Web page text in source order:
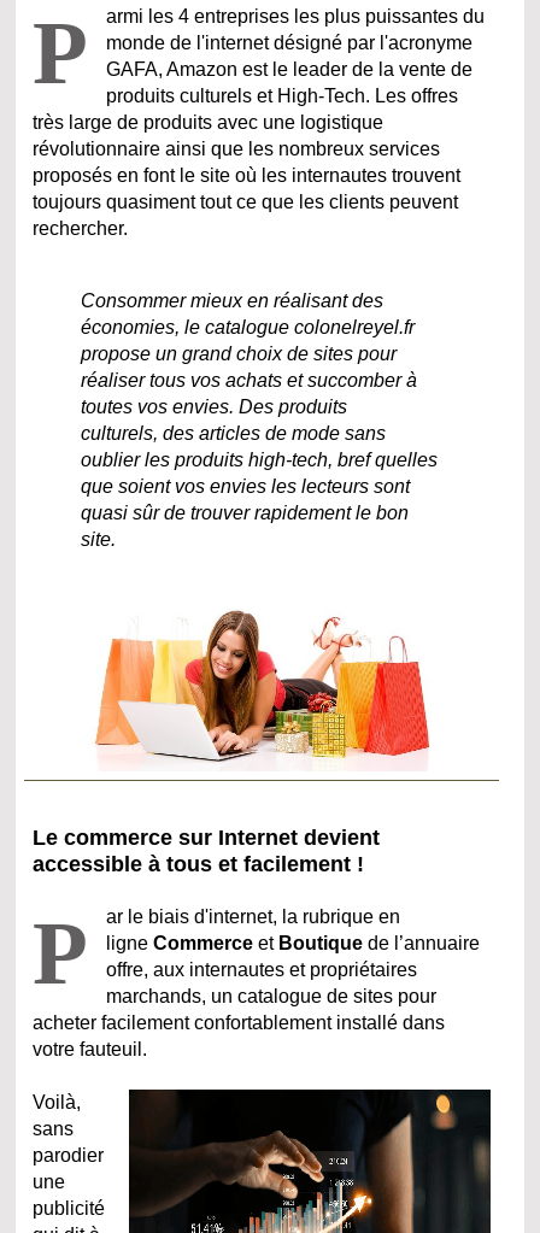
P
armi les 4 entreprises les plus puissantes du
monde de l'internet désigné par l'acronyme
GAFA, Amazon est le leader de la vente de
produits culturels et High-Tech. Les offres
très large de produits avec une logistique
révolutionnaire ainsi que les nombreux services
proposés en font le site où les internautes trouvent
toujours quasiment tout ce que les clients peuvent
rechercher.
Consommer mieux en réalisant des
économies, le catalogue colonelreyel.fr
propose un grand choix de sites pour
réaliser tous vos achats et succomber à
toutes vos envies. Des produits
culturels, des articles de mode sans
oublier les produits high-tech, bref quelles
que soient vos envies les lecteurs sont
quasi sûr de trouver rapidement le bon
site.
Le commerce sur Internet devient
accessible à tous et facilement !
P
ar le biais d'internet, la rubrique en
ligneCommerceet Boutiquede l’annuaire
offre, aux internautes et propriétaires
marchands, un catalogue de sites pour
acheter facilement confortablement installé dans
votre fauteuil.
Voilà,
sans
parodier
une
publicité